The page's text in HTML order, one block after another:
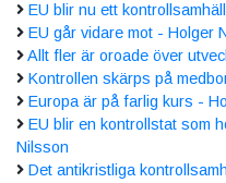
EU blir nu ett
EU går vidare mot - Holger
Allt fler är oroade över
Kontrollen skärps på
Europa är på farlig kurs -
EU blir en kontrollstat som
Nilsson
Det antikristliga